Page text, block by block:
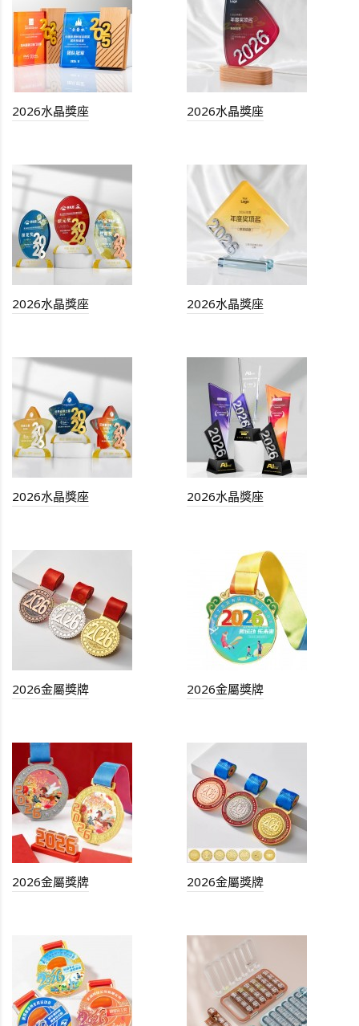
2026水晶獎座 2026水晶獎座
2026水晶獎座 2026水晶獎座
2026水晶獎座 2026水晶獎座
2026金屬獎牌 2026金屬獎牌
2026金屬獎牌 2026金屬獎牌